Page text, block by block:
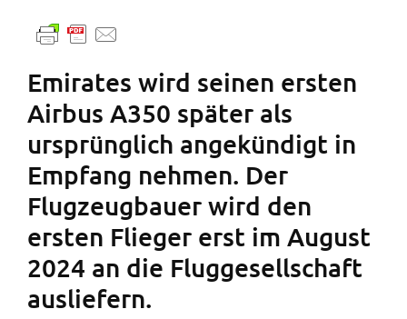
Emirates wird seinen ersten
Airbus A350 später als
ursprünglich angekündigt in
Empfang nehmen. Der
Flugzeugbauer wird den
ersten Flieger erst im August
2024 an die Fluggesellschaft
ausliefern.